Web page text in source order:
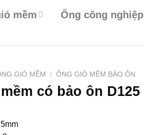
mềm Ống công nghiệp
GIÓ MỀM / ỐNG GIÓ MỀM BẢO ÔN
có bảo ôn D125